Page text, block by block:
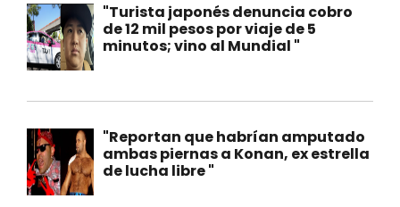
"Turista japonés denuncia cobro
de 12 mil pesos por viaje de 5
minutos; vino al Mundial "
"Reportan que habrían amputado
ambas piernas a Konan, ex estrella
de lucha libre "